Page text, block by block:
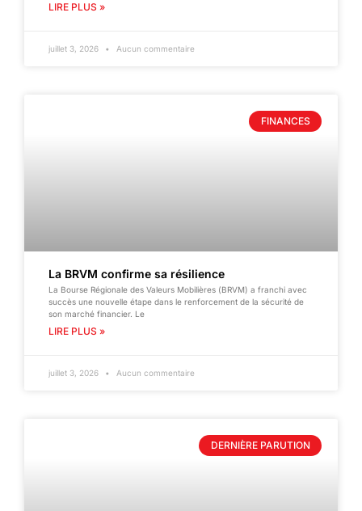
LIRE PLUS »
juillet 3, 2026 Aucun commentaire
FINANCES
La BRVM confirme sa résilience
La Bourse Régionale des Valeurs Mobilières (BRVM) a franchi avec
succès une nouvelle étape dans le renforcement de la sécurité de
son marché financier. Le
LIRE PLUS »
juillet 3, 2026 Aucun commentaire
DERNIÈRE PARUTION